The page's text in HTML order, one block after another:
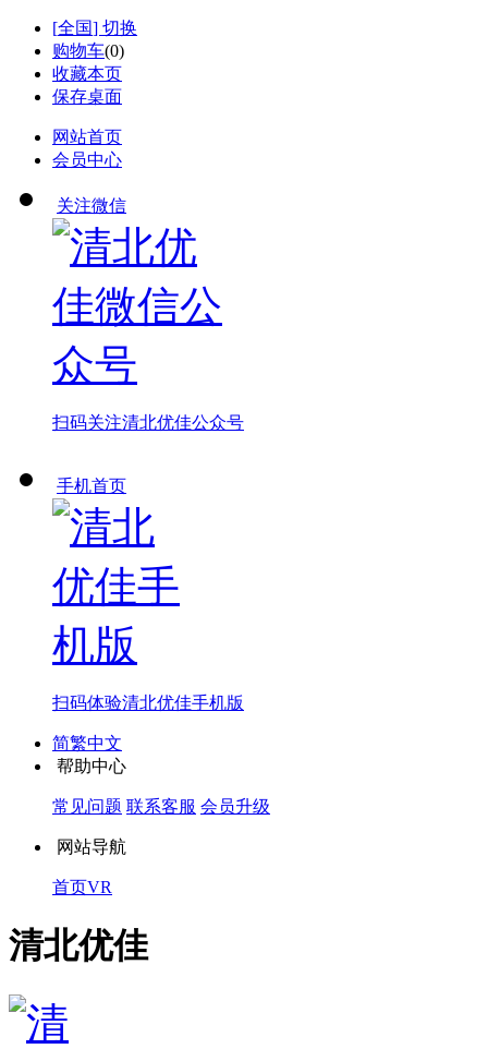
[全国] 切换
购物车(0)
收藏本页
保存桌面
网站首页
会员中心
关注微信
扫码关注清北优佳公众号
手机首页
扫码体验清北优佳手机版
简繁中文
帮助中心
常见问题 联系客服 会员升级
网站导航
首页VR
清北优佳